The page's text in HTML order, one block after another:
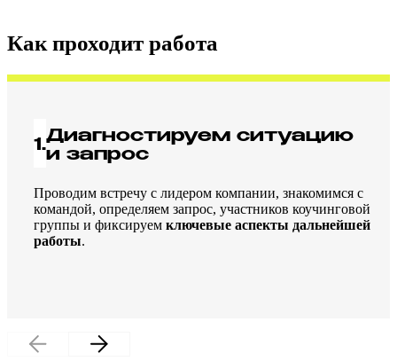
Как проходит работа
1.Диагностируем ситуацию
и запрос
Проводим встречу с лидером компании, знакомимся с
командой, определяем запрос, участников коучинговой
группы и фиксируем ключевые аспекты дальнейшей
работы.